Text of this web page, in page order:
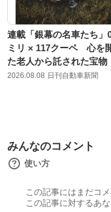
連載「銀幕の名車たち」
ミリ × 117クーペ 心を
た老人から託された宝物
2026.08.08 日刊自動車新聞
みんなのコメント
使い方
この記事にはまだコ
この記事に対するあ